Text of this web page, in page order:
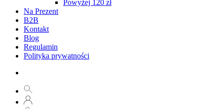
Powyżej 120 zł
Na Prezent
B2B
Kontakt
Blog
Regulamin
Polityka prywatności